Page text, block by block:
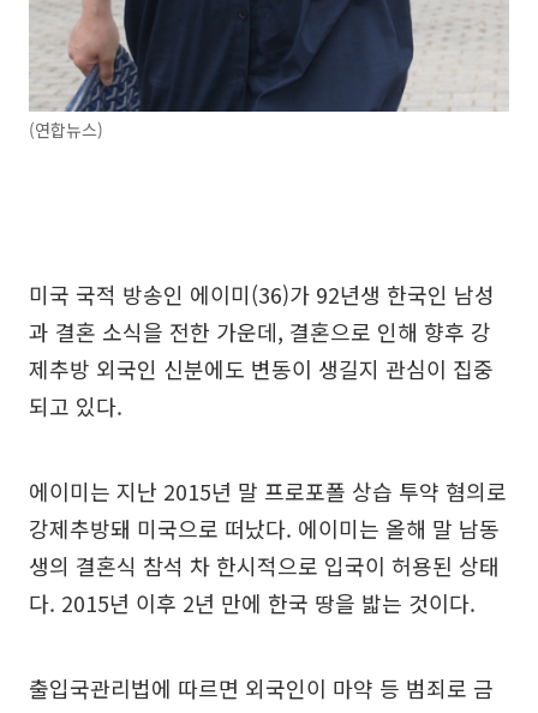
(연합뉴스)
미국 국적 방송인 에이미(36)가 92년생 한국인 남성
과 결혼 소식을 전한 가운데, 결혼으로 인해 향후 강
제추방 외국인 신분에도 변동이 생길지 관심이 집중
되고 있다.
에이미는 지난 2015년 말 프로포폴 상습 투약 혐의로
강제추방돼 미국으로 떠났다. 에이미는 올해 말 남동
생의 결혼식 참석 차 한시적으로 입국이 허용된 상태
다. 2015년 이후 2년 만에 한국 땅을 밟는 것이다.
출입국관리법에 따르면 외국인이 마약 등 범죄로 금